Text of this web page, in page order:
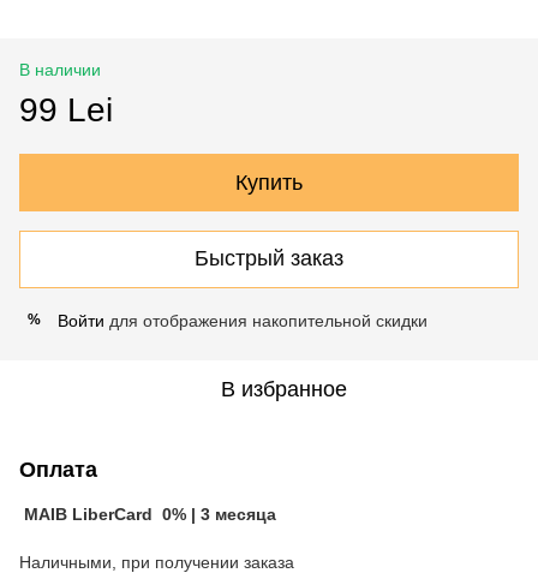
В наличии
99 Lei
Купить
Быстрый заказ
% Войти для отображения накопительной скидки
В избранное
Оплата
MAIB LiberCard 0% | 3 месяца
Наличными, при получении заказа